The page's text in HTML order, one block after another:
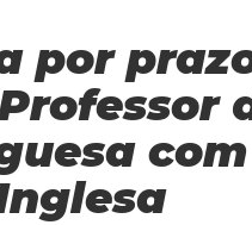
por
com